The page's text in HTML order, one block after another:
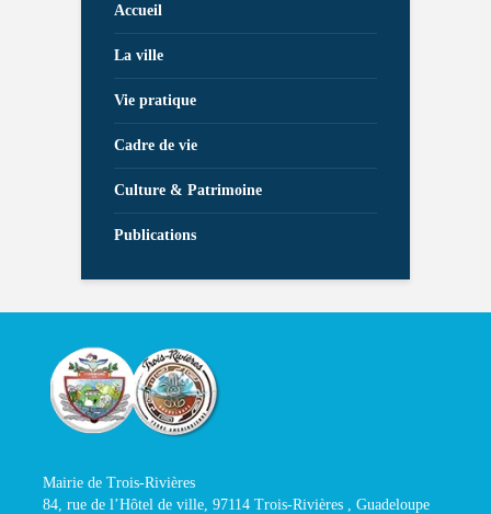
Accueil
La ville
Vie pratique
Cadre de vie
Culture & Patrimoine
Publications
Mairie de Trois-Rivières
84, rue de l’Hôtel de ville, 97114 Trois-Rivières , Guadeloupe